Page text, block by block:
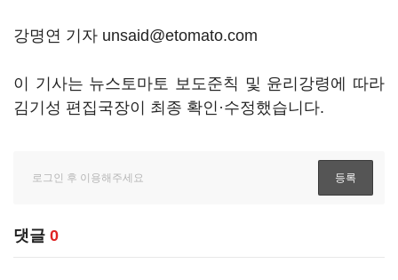
강명연 기자 unsaid@etomato.com
이 기사는 뉴스토마토 보도준칙 및 윤리강령에 따라
김기성 편집국장이 최종 확인·수정했습니다.
댓글 0